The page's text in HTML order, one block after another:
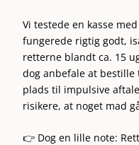
Vi testede en kasse
fungerede rigtig godt,
retterne blandt ca. 15
dog anbefale at
plads til impulsive
risikere, at noget mad
👉 Dog en lille note: